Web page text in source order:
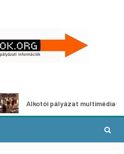
Alkotói pályázat multimédia-